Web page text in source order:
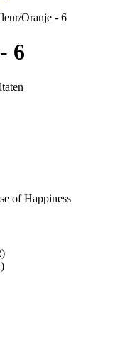
/Oranje - 6
6
of Happiness